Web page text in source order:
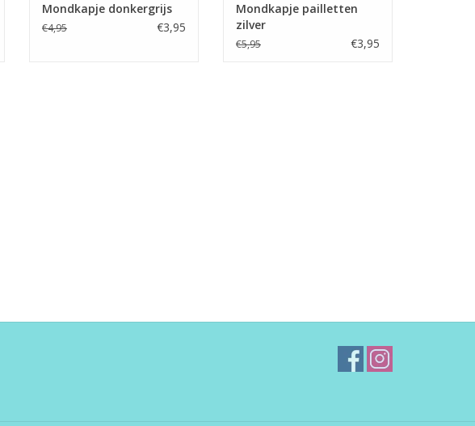
Mondkapje donkergrijs
€4,95 €3,95
Mondkapje pailletten
zilver
€5,95 €3,95